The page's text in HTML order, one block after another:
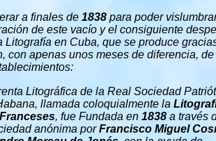
a finales de 1838 para poder
de este vacío y el consiguiente
Litografía en Cuba, que se produce
con apenas unos meses de diferencia, de
Litográfica de la Real Sociedad
llamada coloquialmente la
, fue Fundada en 1838 a través
anónima porFrancisco Miguel